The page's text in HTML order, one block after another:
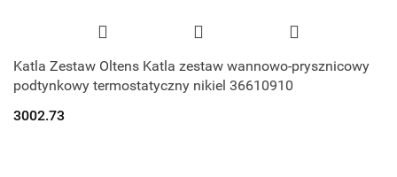
Katla Zestaw Oltens Katla zestaw wannowo-prysznicowy
podtynkowy termostatyczny nikiel 36610910
3002.73